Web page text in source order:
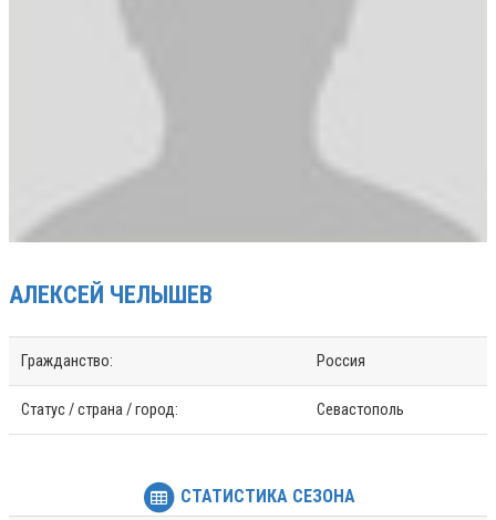
АЛЕКСЕЙ ЧЕЛЫШЕВ
Гражданство: Россия
Статус / страна / город: Севастополь
СТАТИСТИКА СЕЗОНА